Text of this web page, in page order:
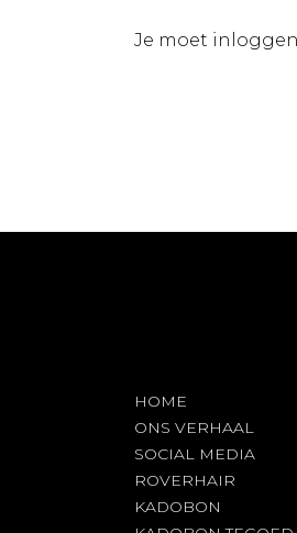
Je moet inloggen
HOME
ONS VERHAAL
SOCIAL MEDIA
ROVERHAIR
KADOBON